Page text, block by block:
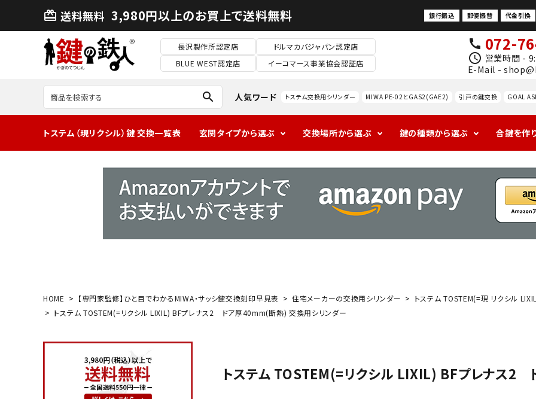
card_giftcard 送料無料 3,980円以上のお買上で送料無料 銀行振込 郵便振替 代金引換
長沢製作所認定店
ドルマカバジャパン認定店
BLUE WEST認定店
イーコマース事業協会認証店
call 072-
schedule 営業時間 -
E-Mail -
search 人気ワード トステム交換用シリンダー MIWA PE-02とGAS2(GAE2) 引戸の鍵交換 GOAL
トステム（現リクシル）鍵 交換一覧表 玄関タイプから選ぶ
MIWA2ロック玄
関
玄関
海外
交換場所から選ぶ
室
内
錠
ドアノ
ブ交
レバ
ドル
鍵の種類から選ぶ
防犯対策
合鍵を作
search
玄関タイプ
HOME 【専門家監修】ひと目でわかるMIWA・サッシ鍵交換刻印早見表 住宅メーカーの交換用シリンダー
トステム TOSTEM(=現 リクシル
トステム TOSTEM(=リクシル LIXIL) BFプレナス2 ドア厚40mm(断熱) 交換用シリンダー
トステム TOSTEM(=リクシル LIXIL) BFプレナス2